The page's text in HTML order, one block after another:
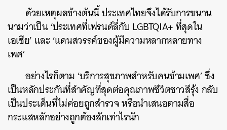
ด้วยเหตุผลข้างต้นนี้ ประเทศไทยจึงได้รับการขนาน
นามว่าเป็น ‘ประเทศที่เฟรนด์ลี่กับ LGBTQIA+ ที่สุดใน
เอเชีย’ และ ‘แดนสวรรค์ของผู้มีความหลากหลายทาง
เพศ’
อย่างไรก็ตาม ‘บริการสุขภาพสำหรับคนข้ามเพศ’ ซึ่ง
เป็นหลักประกันที่สำคัญที่สุดต่อคุณภาพชีวิตชาวสีรุ้ง กลับ
เป็นประเด็นที่ไม่ค่อยถูกสำรวจ หรือนำเสนอตามสื่อ
กระแสหลักอย่างถูกต้องสักเท่าไรนัก